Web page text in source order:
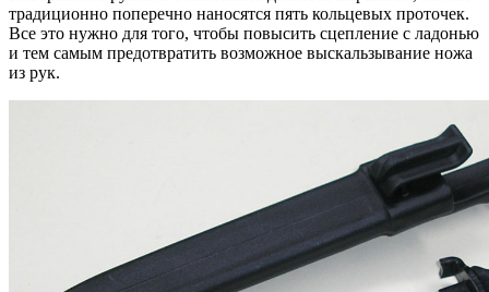
традиционно поперечно наносятся пять кольцевых проточек.
Все это нужно для того, чтобы повысить сцепление с ладонью
и тем самым предотвратить возможное выскальзывание ножа
из рук.